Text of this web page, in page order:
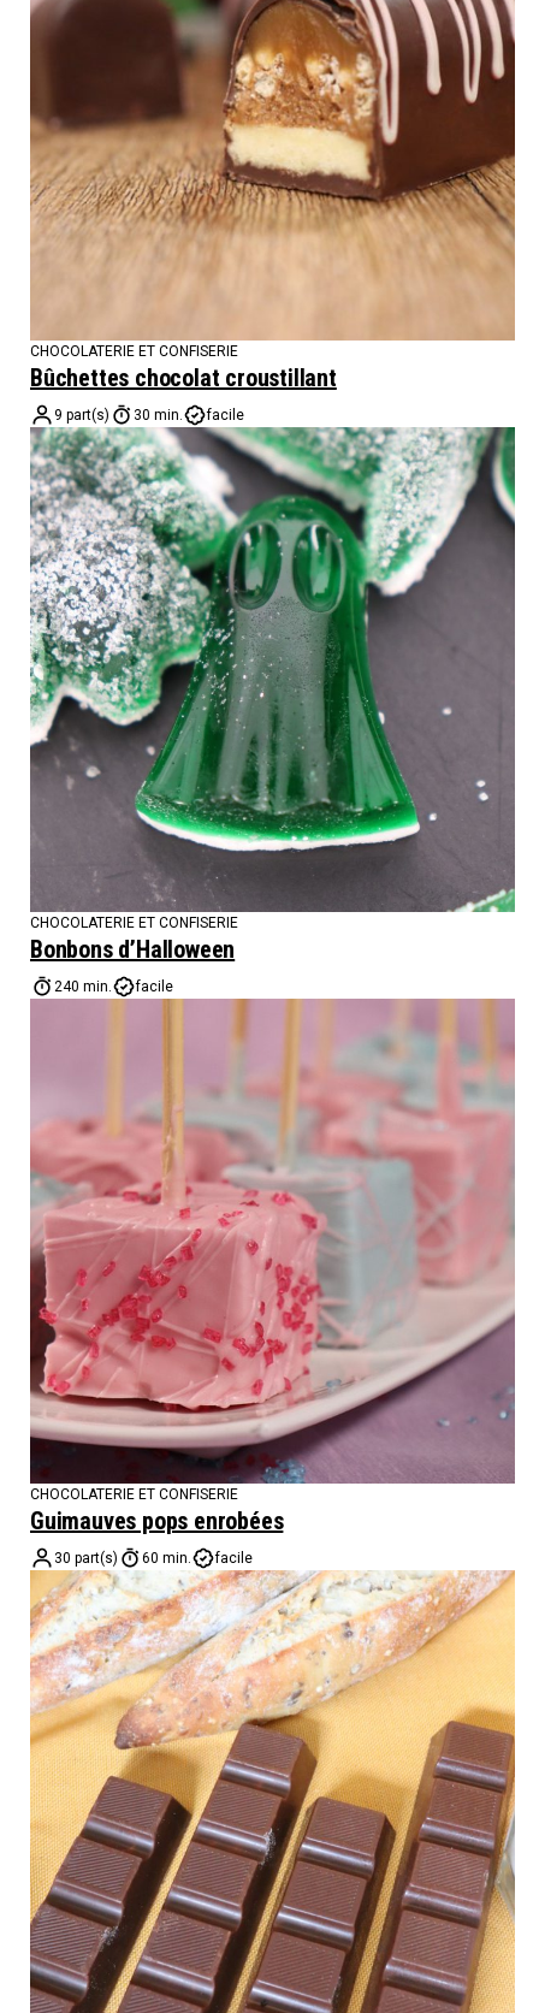
CHOCOLATERIE ET CONFISERIE
Bûchettes chocolat croustillant
9 part(s) 30 min. facile
CHOCOLATERIE ET CONFISERIE
Bonbons d’Halloween
240 min. facile
CHOCOLATERIE ET CONFISERIE
Guimauves pops enrobées
30 part(s) 60 min. facile